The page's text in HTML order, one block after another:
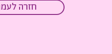
חזרה